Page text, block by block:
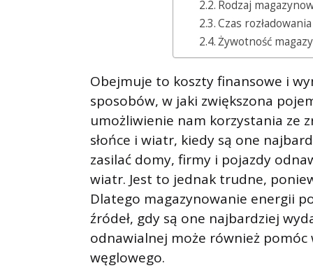
Rodzaj
Czas
Żywotność
Obejmuje to koszty finansowe i
sposobów, w jaki zwiększona
umożliwienie nam korzystania ze
słońce i wiatr, kiedy są one
zasilać domy, firmy i pojazdy
wiatr. Jest to jednak trudne,
Dlatego magazynowanie energii
źródeł, gdy są one najbardziej
odnawialnej może również pomóc
węglowego.